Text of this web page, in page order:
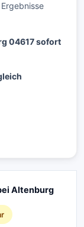
04617 sofort
Altenburg